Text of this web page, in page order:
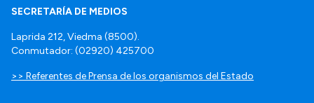
SECRETARÍA DE MEDIOS
Laprida 212, Viedma (8500).
Conmutador: (02920) 425700
>> Referentes de Prensa de los organismos del Estado